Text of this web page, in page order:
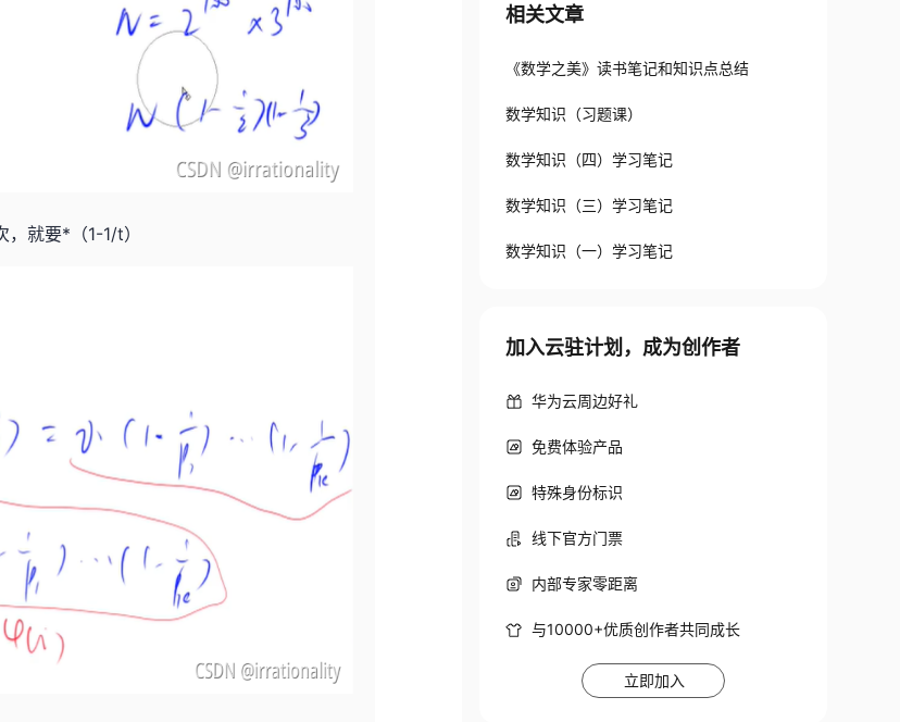
，就要*（1-1/t）
相关文章
《数学之美》读书笔记和知识点总结
数学知识（习题课）
数学知识（四）学习笔记
数学知识（三）学习笔记
数学知识（一）学习笔记
加入云驻计划，成为创作者
华为云周边好礼
免费体验产品
特殊身份标识
线下官方门票
内部专家零距离
与10000+优质创作者共同成长
立即加入